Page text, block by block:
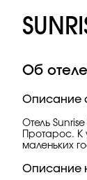
Об
Описание
Отель
Протарос.
маленьких
Описание